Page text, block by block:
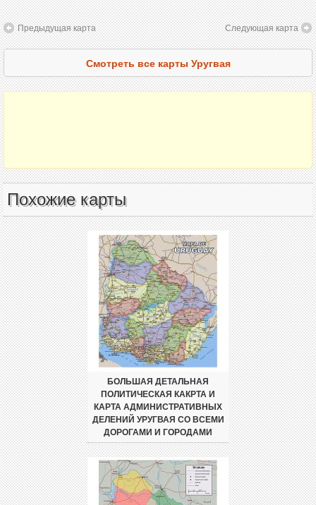
Предыдущая карта Следующая карта
Смотреть все карты Уругвая
Похожие карты
БОЛЬШАЯ ДЕТАЛЬНАЯ
ПОЛИТИЧЕСКАЯ КАКРТА И
КАРТА АДМИНИСТРАТИВНЫХ
ДЕЛЕНИЙ УРУГВАЯ СО ВСЕМИ
ДОРОГАМИ И ГОРОДАМИ